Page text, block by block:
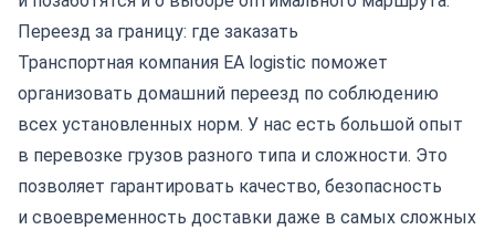
Переезд за границу: где заказать
Транспортная компания EA logistic поможет
организовать домашний переезд по соблюдению
всех установленных норм. У нас есть большой опыт
в перевозке грузов разного типа и сложности. Это
позволяет гарантировать качество, безопасность
и своевременность доставки даже в самых сложных